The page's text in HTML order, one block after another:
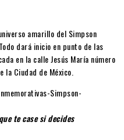
amarillo del Simpson
dará inicio en punto de las
en la calle Jesús María número
la Ciudad de México.
te case si decides